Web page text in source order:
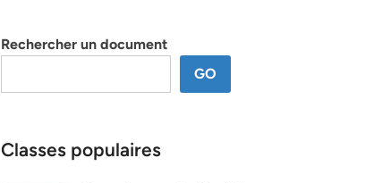
Rechercher un document
GO
Classes populaires